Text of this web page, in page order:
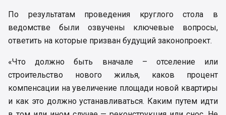
По результатам проведения круглого стола в
ведомстве были озвучены ключевые вопросы,
ответить на которые призван будущий законопроект.
«Что должно быть вначале – отселение или
строительство нового жилья, каков процент
компенсации на увеличение площади новой квартиры
и как это должно устанавливаться. Каким путем идти